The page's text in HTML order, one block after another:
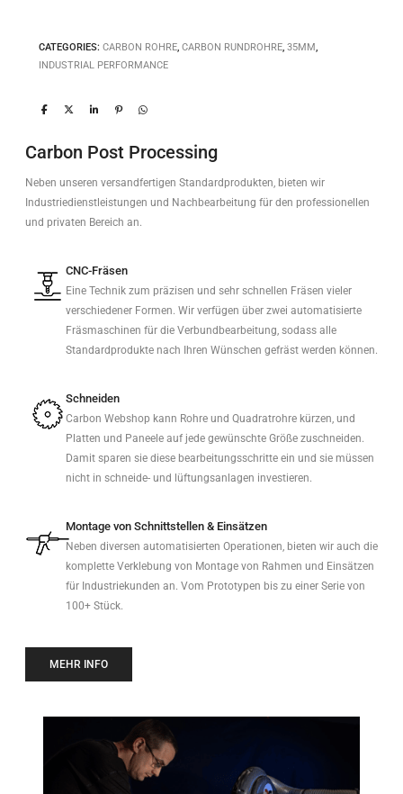
CATEGORIES: CARBON ROHRE, CARBON RUNDROHRE, 35MM,
INDUSTRIAL PERFORMANCE
Carbon Post Processing
Neben unseren versandfertigen Standardprodukten, bieten wir
Industriedienstleistungen und Nachbearbeitung für den professionellen
und privaten Bereich an.
CNC-Fräsen
Eine Technik zum präzisen und sehr schnellen Fräsen vieler
verschiedener Formen. Wir verfügen über zwei automatisierte
Fräsmaschinen für die Verbundbearbeitung, sodass alle
Standardprodukte nach Ihren Wünschen gefräst werden können.
Schneiden
Carbon Webshop kann Rohre und Quadratrohre kürzen, und
Platten und Paneele auf jede gewünschte Größe zuschneiden.
Damit sparen sie diese bearbeitungsschritte ein und sie müssen
nicht in schneide- und lüftungsanlagen investieren.
Montage von Schnittstellen & Einsätzen
Neben diversen automatisierten Operationen, bieten wir auch die
komplette Verklebung von Montage von Rahmen und Einsätzen
für Industriekunden an. Vom Prototypen bis zu einer Serie von
100+ Stück.
MEHR INFO